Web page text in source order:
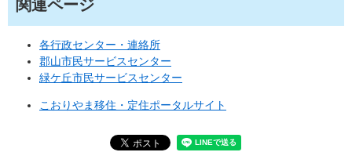
関連ページ
各行政センター・連絡所
郡山市民サービスセンター
緑ケ丘市民サービスセンター
こおりやま移住・定住ポータルサイト